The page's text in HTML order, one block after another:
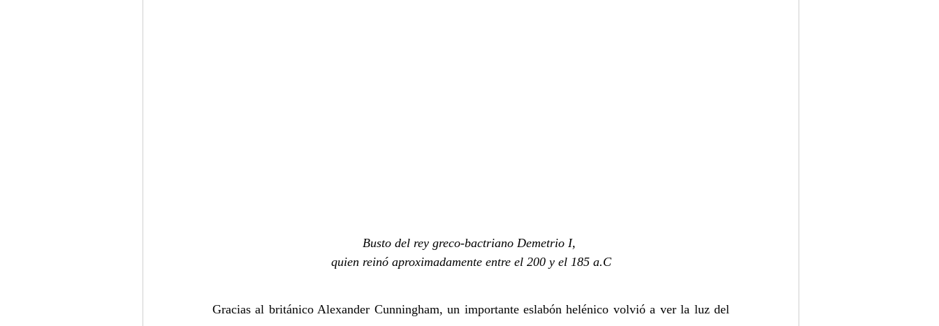
Busto del rey greco-bactriano Demetrio I,
quien reinó aproximadamente entre el 200 y el 185 a.C
Gracias al británico Alexander Cunningham, un importante eslabón helénico volvió a ver la luz del